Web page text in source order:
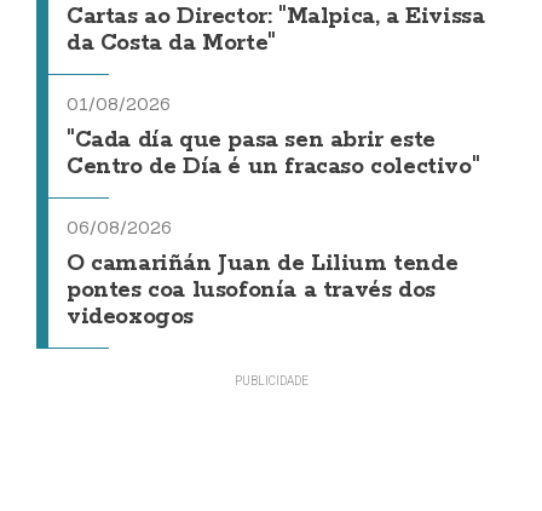
Cartas ao Director: "Malpica, a Eivissa
da Costa da Morte"
01/08/2026
"Cada día que pasa sen abrir este
Centro de Día é un fracaso colectivo"
06/08/2026
O camariñán Juan de Lilium tende
pontes coa lusofonía a través dos
videoxogos